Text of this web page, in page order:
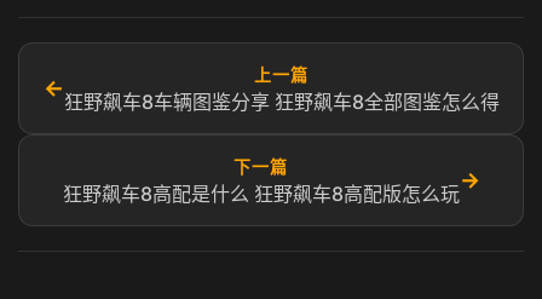
←
上一篇
狂野飙车8车辆图鉴分享 狂野飙车8全部图鉴怎么得
下一篇
狂野飙车8高配是什么 狂野飙车8高配版怎么玩
→